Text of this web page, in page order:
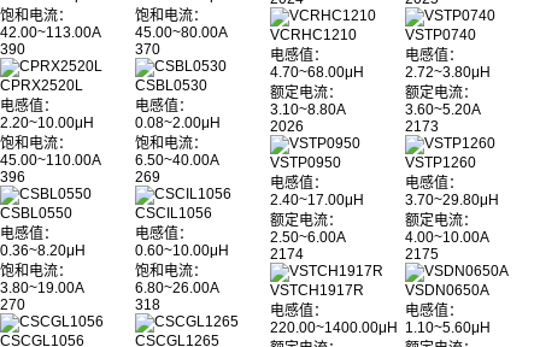
饱和电流：
42.00~113.00A
390
饱和电流：
45.00~80.00A
370
CPRX2520L
电感值：
2.20~10.00μH
饱和电流：
45.00~110.00A
396
CSBL0530
电感值：
0.08~2.00μH
饱和电流：
6.50~40.00A
269
CSBL0550
电感值：
0.36~8.20μH
饱和电流：
3.80~19.00A
270
CSCIL1056
电感值：
0.60~10.00μH
饱和电流：
6.80~26.00A
318
CSCGL1056
CSCGL1265
VCRHC1210
电感值：
4.70~68.00μH
额定电流：
3.10~8.80A
2026
VSTP0740
电感值：
2.72~3.80μH
额定电流：
3.60~5.20A
2173
VSTP0950
电感值：
2.40~17.00μH
额定电流：
2.50~6.00A
2174
VSTP1260
电感值：
3.70~29.80μH
额定电流：
4.00~10.00A
2175
VSTCH1917R
电感值：
220.00~1400.00μH
VSDN0650A
电感值：
1.10~5.60μH